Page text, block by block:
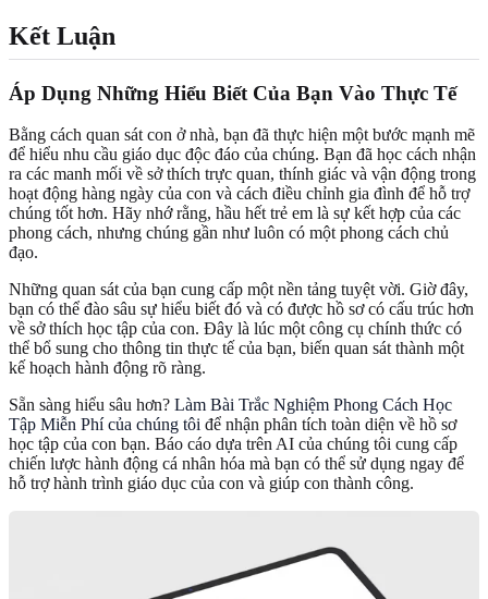
Kết Luận
Áp Dụng Những Hiểu Biết Của Bạn Vào Thực Tế
Bằng cách quan sát con ở nhà, bạn đã thực hiện một bước mạnh mẽ
để hiểu nhu cầu giáo dục độc đáo của chúng. Bạn đã học cách nhận
ra các manh mối về sở thích trực quan, thính giác và vận động trong
hoạt động hàng ngày của con và cách điều chỉnh gia đình để hỗ trợ
chúng tốt hơn. Hãy nhớ rằng, hầu hết trẻ em là sự kết hợp của các
phong cách, nhưng chúng gần như luôn có một phong cách chủ
đạo.
Những quan sát của bạn cung cấp một nền tảng tuyệt vời. Giờ đây,
bạn có thể đào sâu sự hiểu biết đó và có được hồ sơ có cấu trúc hơn
về sở thích học tập của con. Đây là lúc một công cụ chính thức có
thể bổ sung cho thông tin thực tế của bạn, biến quan sát thành một
kế hoạch hành động rõ ràng.
Sẵn sàng hiểu sâu hơn? Làm Bài Trắc Nghiệm Phong Cách Học
Tập Miễn Phí của chúng tôi để nhận phân tích toàn diện về hồ sơ
học tập của con bạn. Báo cáo dựa trên AI của chúng tôi cung cấp
chiến lược hành động cá nhân hóa mà bạn có thể sử dụng ngay để
hỗ trợ hành trình giáo dục của con và giúp con thành công.